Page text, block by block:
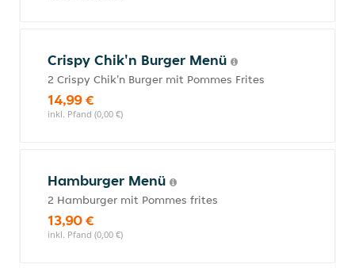
Crispy Chik'n Burger Menü
2 Crispy Chik'n Burger mit Pommes Frites
14,99 €
inkl. Pfand (0,00 €)
Hamburger Menü
2 Hamburger mit Pommes frites
13,90 €
inkl. Pfand (0,00 €)